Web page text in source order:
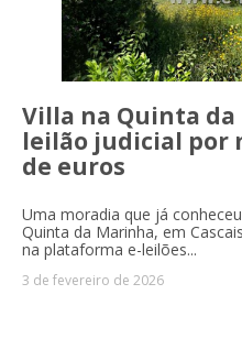
Villa na Quinta
leilão judicial por
de euros
Uma moradia que já
Quinta da Marinha, em
na plataforma e-leilões...
3 de fevereiro de 2026